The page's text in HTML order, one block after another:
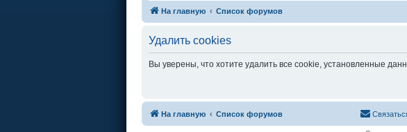
На главную Список форумов
Удалить cookies
Вы уверены, что хотите удалить все cookie, установленные
На главную Список форумов